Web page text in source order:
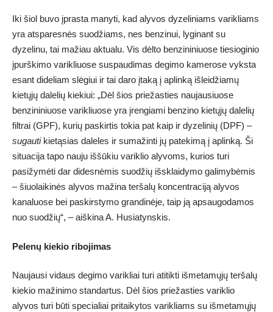
Iki šiol buvo įprasta manyti, kad alyvos dyzeliniams varikliams
yra atsparesnės suodžiams, nes benzinui, lyginant su
dyzelinu, tai mažiau aktualu. Vis dėlto benzininiuose tiesioginio
įpurškimo varikliuose suspaudimas degimo kamerose vyksta
esant dideliam slėgiui ir tai daro įtaką į aplinką išleidžiamų
kietųjų dalelių kiekiui: „Dėl šios priežasties naujausiuose
benzininiuose varikliuose yra įrengiami benzino kietųjų dalelių
filtrai (GPF), kurių paskirtis tokia pat kaip ir dyzelinių (DPF) –
sugautikietąsias daleles ir sumažinti jų patekimą į aplinką. Ši
situacija tapo nauju iššūkiu variklio alyvoms, kurios turi
pasižymėti dar didesnėmis suodžių išsklaidymo galimybėmis
– šiuolaikinės alyvos mažina teršalų koncentraciją alyvos
kanaluose bei paskirstymo grandinėje, taip ją apsaugodamos
nuo suodžių“, – aiškina A. Husiatynskis.
Pelenų kiekio ribojimas
Naujausi vidaus degimo varikliai turi atitikti išmetamųjų teršalų
kiekio mažinimo standartus. Dėl šios priežasties variklio
alyvos turi būti specialiai pritaikytos varikliams su išmetamųjų